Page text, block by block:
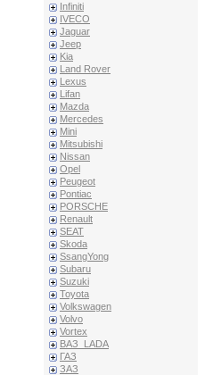
Infiniti
IVECO
Jaguar
Jeep
Kia
Land Rover
Lexus
Lifan
Mazda
Mercedes
Mini
Mitsubishi
Nissan
Opel
Peugeot
Pontiac
PORSCHE
Renault
SEAT
Skoda
SsangYong
Subaru
Suzuki
Toyota
Volkswagen
Volvo
Vortex
ВАЗ_LADA
ГАЗ
ЗАЗ